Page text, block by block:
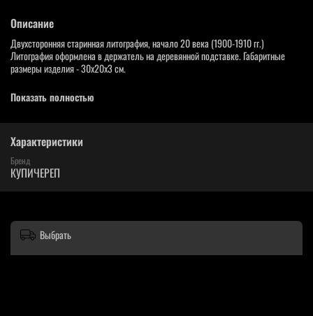
Описание
Двухсторонняя старинная литография, начало 20 века (1900-1910 гг.)
Литография оформлена в держатель на деревянной подставке. Габаритные
размеры изделия - 30х20х3 см.
Рассмотреть подробнее - смотрите скан.
как полотну более ста лет.
Фотографии наших изделий являются неотъемлемой частью описания товара,
вы покупаете именно то, что видите на фото.
Показать полностью
Характеристики
Бренд
КУПИЧЕРЕП
Выбрать